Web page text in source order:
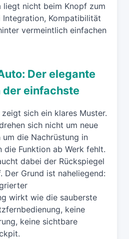
liegt nicht beim Knopf zum
Integration, Kompatibilität
vermeintlich einfachen
Der elegante
der einfachste
sich ein klares Muster.
sich nicht um neue
um die Nachrüstung in
die Funktion ab Werk fehlt.
dabei der Rückspiegel
Der Grund ist naheliegend:
wirkt wie die sauberste
keine
keine sichtbare